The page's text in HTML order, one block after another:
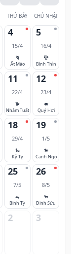
THỨ BẢY CHỦ NHẬT
4
15/4
🐈
Ất Mão
5
16/4
🐉
Bính Thìn
11
22/4
🐕
Nhâm Tuất
12
23/4
🐖
Quý Hợi
18
29/4
🐍
Kỷ Tỵ
19
1/5
🐎
Canh Ngọ
25
7/5
🐀
Bính Tý
26
8/5
🐂
Đinh Sửu
2 3